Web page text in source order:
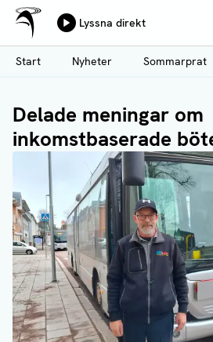
Hoppa
till
huvudinnehåll
Ålands Radio & TV
Lyssna direkt
Start
Nyheter Sommarprat
Delade meningar om
inkomstbaserade